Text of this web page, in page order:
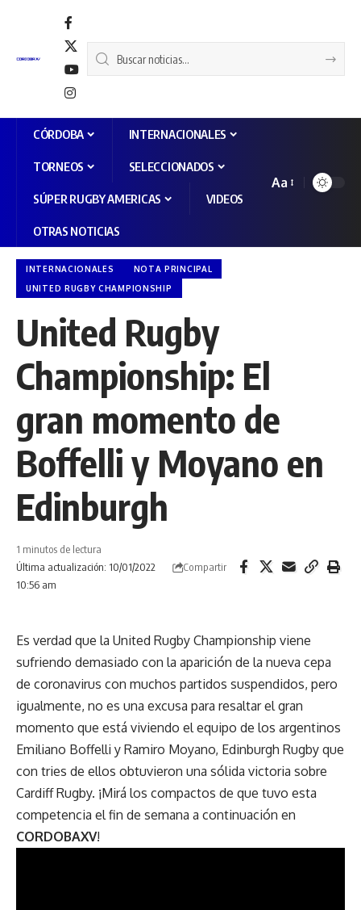
CÓRDOBA INTERNACIONALES
TORNEOS SELECCIONADOS
SÚPER RUGBY AMERICAS VIDEOS
OTRAS NOTICIAS
Aa
INTERNACIONALES
NOTA PRINCIPAL
UNITED RUGBY CHAMPIONSHIP
United Rugby
Championship: El
gran momento de
Boffelli y Moyano en
Edinburgh
Última actualización: 10/01/2022
10:56 am
1 minutos de lectura
Compartir
Es verdad que la United Rugby Championship viene
sufriendo demasiado con la aparición de la nueva cepa
de coronavirus con muchos partidos suspendidos, pero
igualmente, no es una excusa para resaltar el gran
momento que está viviendo el equipo de los argentinos
Emiliano Boffelli y Ramiro Moyano, Edinburgh Rugby que
con tries de ellos obtuvieron una sólida victoria sobre
Cardiff Rugby. ¡Mirá los compactos de que tuvo esta
competencia el fin de semana a continuación en
CORDOBAXV!